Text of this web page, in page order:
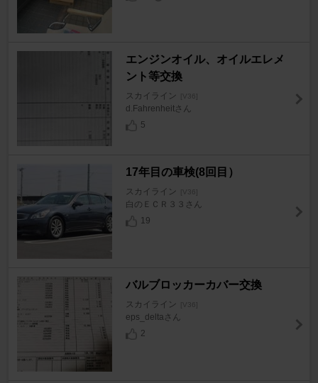
エンジンオイル、オイルエレメ
ント等交換
スカイライン [V36]
d.Fahrenheitさん
5
17年目の車検(8回目）
スカイライン [V36]
白のＥＣＲ３３さん
19
バルブロッカーカバー交換
スカイライン [V36]
eps_deltaさん
2